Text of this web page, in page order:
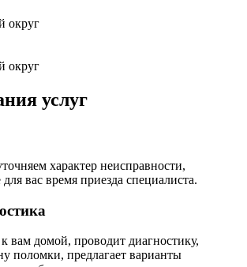
округ
округ
услуг
характер неисправности,
вас время приезда специалиста.
вам домой, проводит диагностику,
поломки, предлагает варианты